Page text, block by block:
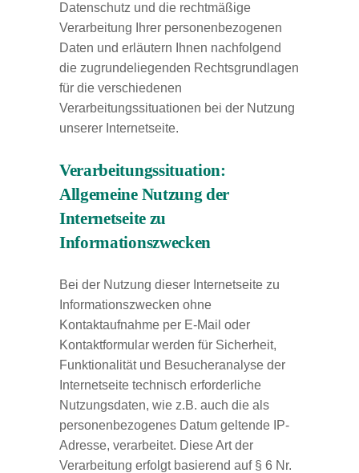
Datenschutz und die rechtmäßige
Verarbeitung Ihrer personenbezogenen
Daten und erläutern Ihnen nachfolgend
die zugrundeliegenden Rechtsgrundlagen
für die verschiedenen
Verarbeitungssituationen bei der Nutzung
unserer Internetseite.
Verarbeitungssituation:
Allgemeine Nutzung der
Internetseite zu
Informationszwecken
Bei der Nutzung dieser Internetseite zu
Informationszwecken ohne
Kontaktaufnahme per E-Mail oder
Kontaktformular werden für Sicherheit,
Funktionalität und Besucheranalyse der
Internetseite technisch erforderliche
Nutzungsdaten, wie z.B. auch die als
personenbezogenes Datum geltende IP-
Adresse, verarbeitet. Diese Art der
Verarbeitung erfolgt basierend auf § 6 Nr.